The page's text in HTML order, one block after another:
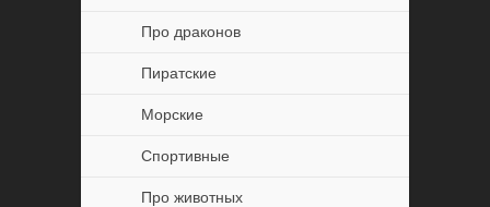
Про драконов
Пиратские
Морские
Спортивные
Про животных